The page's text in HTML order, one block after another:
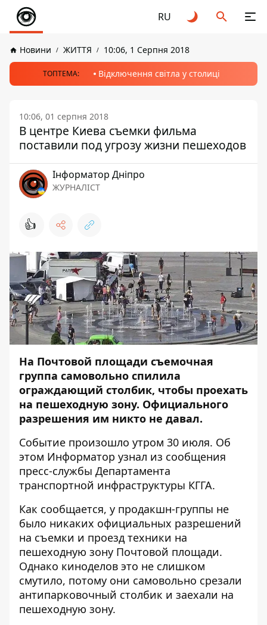
RU
Новини ЖИТТЯ 10:06, 1 Серпня 2018
ТОПТЕМА: Відключення світла у столиці
10:06, 01 серпня 2018
В центре Киева съемки фильма
поставили под угрозу жизни пешеходов
Інформатор Дніпро
ЖУРНАЛІСТ
👍
На Почтовой площади съемочная
группа самовольно спилила
ограждающий столбик, чтобы проехать
на пешеходную зону. Официального
разрешения им никто не давал.
Событие произошло утром 30 июля. Об
этом Информатор узнал из сообщения
пресс-службы Департамента
транспортной инфраструктуры КГГА.
Как сообщается, у продакшн-группы не
было никаких официальных разрешений
на съемки и проезд техники на
пешеходную зону Почтовой площади.
Однако киноделов это не слишком
смутило, потому они самовольно срезали
антипарковочный столбик и заехали на
пешеходную зону.